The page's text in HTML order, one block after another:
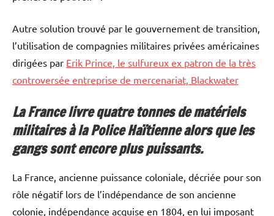
Autre solution trouvé par le gouvernement de transition,
l’utilisation de compagnies militaires privées américaines
dirigées par Erik Prince, le sulfureux ex patron de la très
controversée entreprise de mercenariat, Blackwater
La France livre quatre tonnes de matériels
militaires à la Police Haïtienne alors que les
gangs sont encore plus puissants.
La France, ancienne puissance coloniale, décriée pour son
rôle négatif lors de l’indépendance de son ancienne
colonie, indépendance acquise en 1804, en lui imposant